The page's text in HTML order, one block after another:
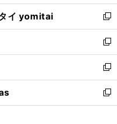
ウ
で
開
く
ン
ド
ウ
で
開
く
ウ
ィ
ン
ド
ウ
で
開
く
し
い
ウ
ィ
ン
ド
ウ
で
開
イ yomitai
新
し
い
ウ
ィ
ン
ド
ウ
新
し
い
ウ
ィ
ン
新
し
い
ウ
新
し